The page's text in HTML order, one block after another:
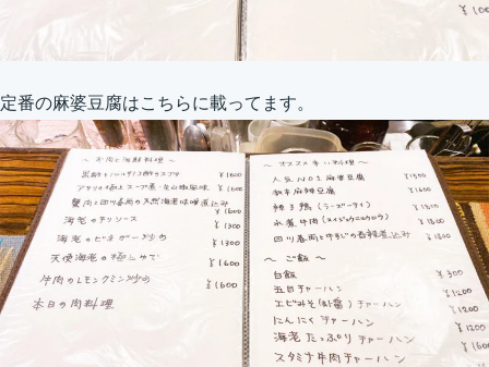
定番の麻婆豆腐はこちらに載ってます。